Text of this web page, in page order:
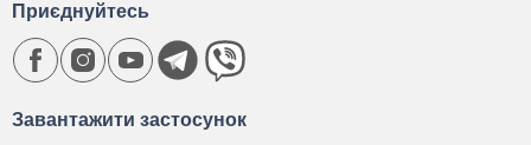
Завантажити застосунок
Приєднуйтесь